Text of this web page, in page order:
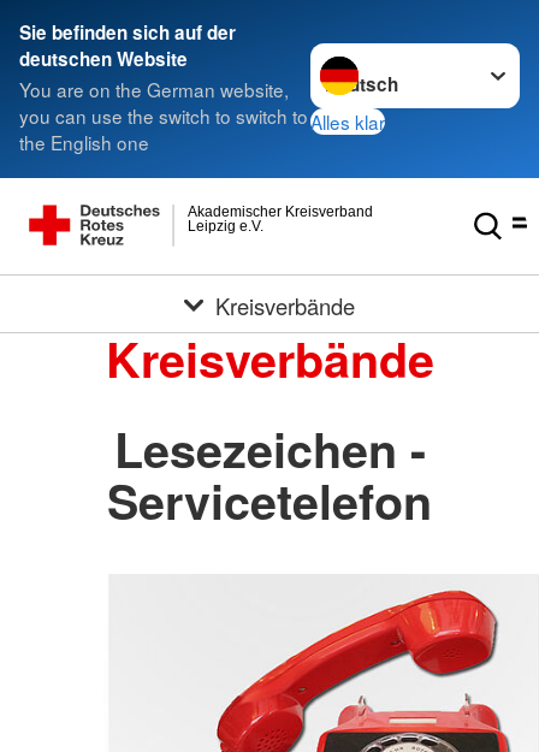
Sie befinden sich auf der
deutschen Website
You are on the German website,
you can use the switch to switch to
the English one
Sprache wechseln zu
Alles klar
Leipzig e.V.
Akademischer Kreisverband
Kreisverbände
Kreisverbände
Lesezeichen -
Servicetelefon